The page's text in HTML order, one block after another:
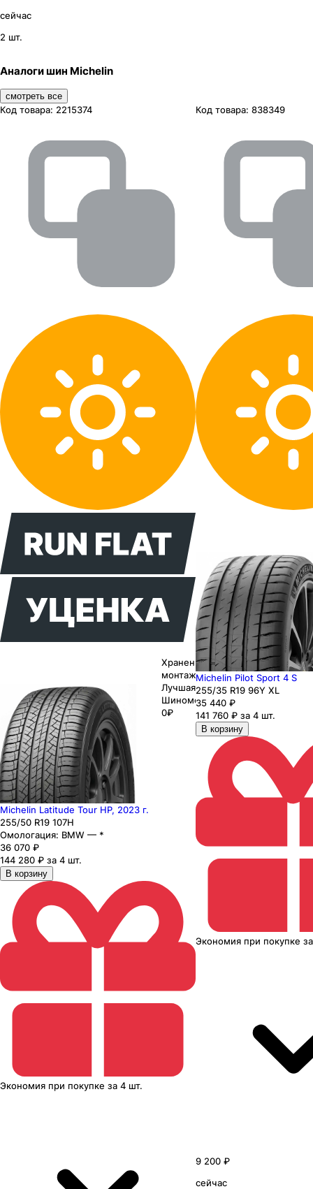
сейчас
2 шт.
Аналоги шин Michelin
смотреть все
Код товара: 2215374
Хранение до
монтажа 0₽
Лучшая цена
Шиномонтаж
0₽
Michelin Latitude Tour HP, 2023 г.
255/50 R19 107H
Омологация: BMW — *
36 070 ₽
144 280 ₽ за 4 шт.
В корзину
Экономия при покупке за 4 шт.
Код товара: 838349
Michelin Pilot Sport 4 S
255/35 R19 96Y XL
35 440 ₽
141 760 ₽ за 4 шт.
В корзину
Экономия при покупке
9 200 ₽
сейчас